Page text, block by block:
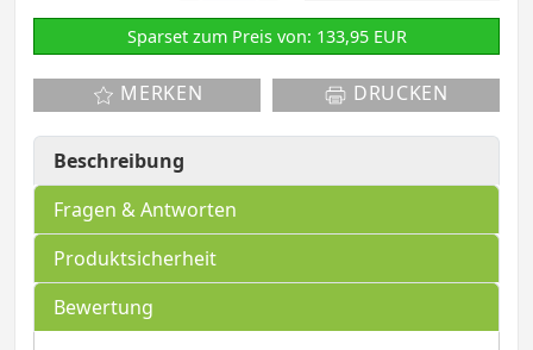
Sparset zum Preis von: 133,95 EUR
MERKEN DRUCKEN
Beschreibung
Fragen & Antworten
Produktsicherheit
Bewertung